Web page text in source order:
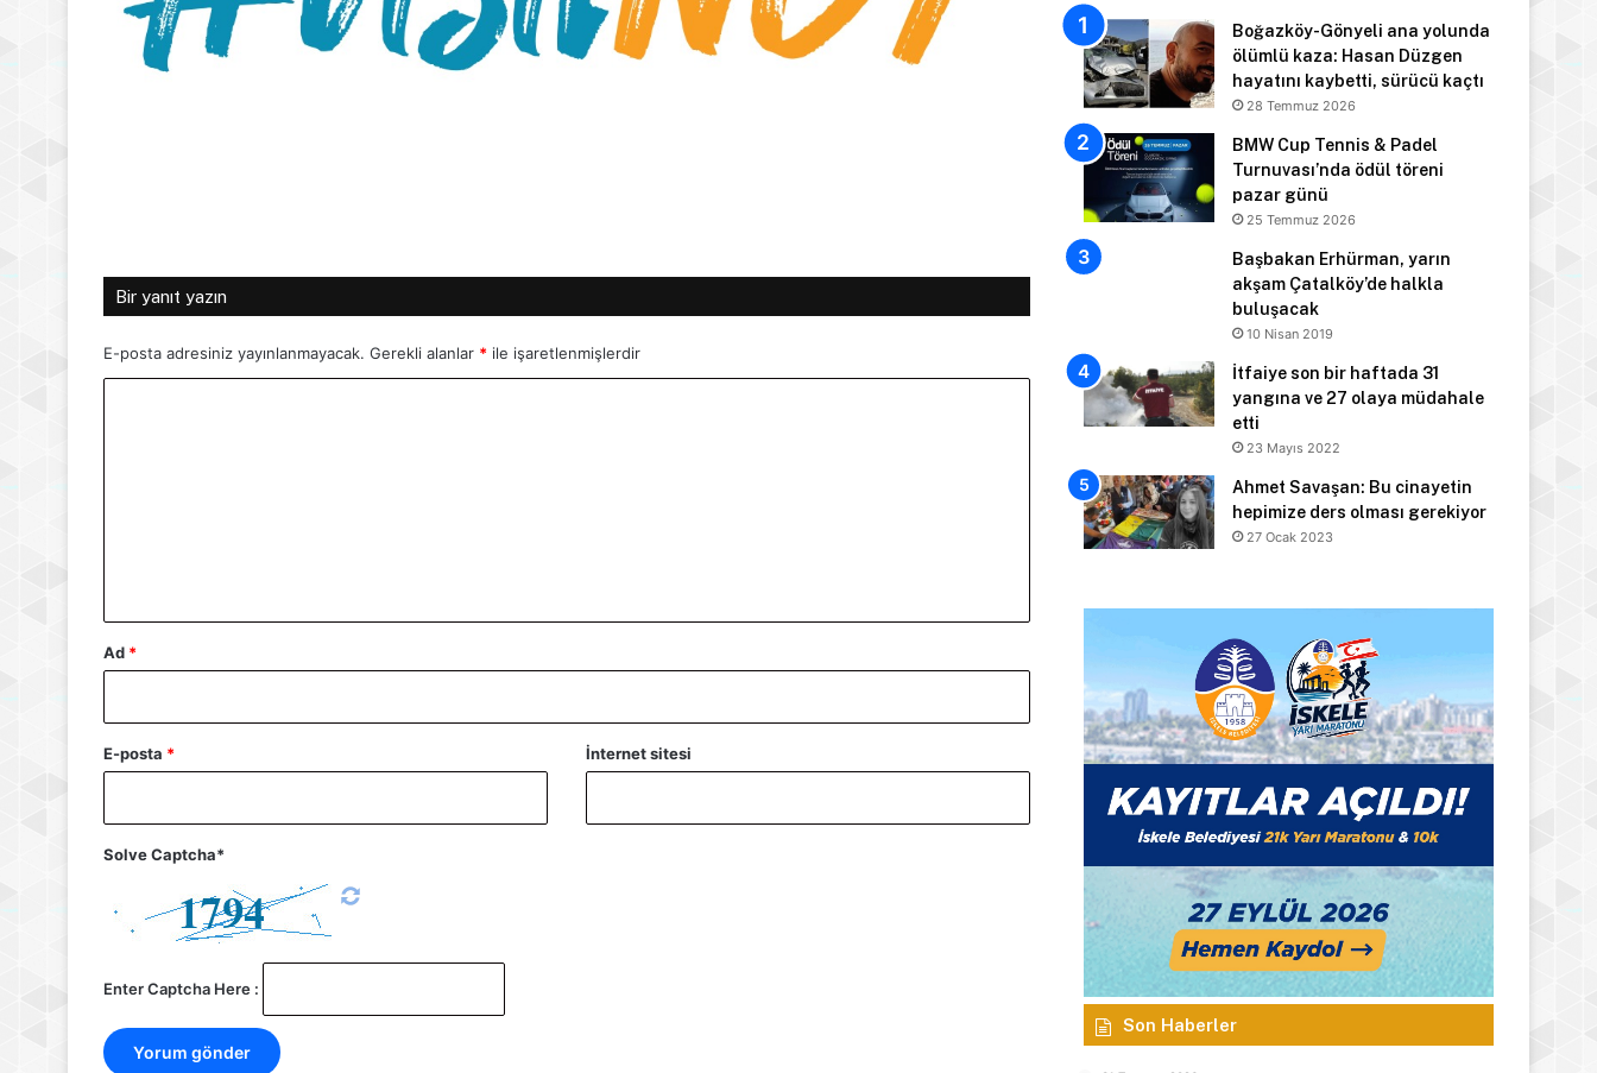
Bir yanıt yazın
E-posta adresiniz yayınlanmayacak. Gerekli alanlar * ile işaretlenmişlerdir
Ad *
E-posta * İnternet sitesi
Solve Captcha*
Enter Captcha Here :
Boğazköy-Gönyeli ana yolunda
ölümlü kaza: Hasan Düzgen
hayatını kaybetti, sürücü kaçtı
28 Temmuz 2026
BMW Cup Tennis & Padel
Turnuvası’nda ödül töreni
pazar günü
25 Temmuz 2026
Başbakan Erhürman, yarın
akşam Çatalköy’de halkla
buluşacak
10 Nisan 2019
İtfaiye son bir haftada 31
yangına ve 27 olaya müdahale
etti
23 Mayıs 2022
Ahmet Savaşan: Bu cinayetin
hepimize ders olması gerekiyor
27 Ocak 2023
Son Haberler